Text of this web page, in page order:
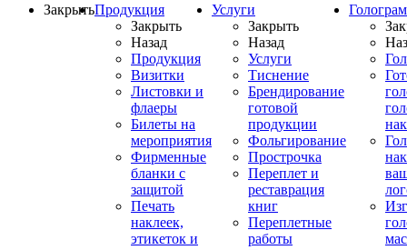
ЗакрытьПродукция
Закрыть
Назад
Продукция
Визитки
Листовки и
флаеры
Билеты на
мероприятия
Фирменные
бланки с
защитой
Печать
наклеек,
этикеток и
Услуги
Закрыть
Назад
Услуги
Тиснение
Брендирование
готовой
продукции
Фольгирование
Прострочка
Переплет и
реставрация
книг
Переплетные
работы